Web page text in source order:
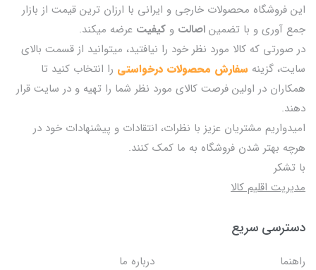
این فروشگاه محصولات خارجی و ایرانی با ارزان ترین قیمت از بازار
جمع آوری و با تضمین اصالت و کیفیت عرضه میکند.
در صورتی که کالا مورد نظر خود را نیافتید، میتوانید از قسمت بالای
سایت، گزینه سفارش محصولات درخواستی را انتخاب کنید تا
همکاران در اولین فرصت کالای مورد نظر شما را تهیه و در سایت قرار
دهند.
امیدواریم مشتریان عزیز با نظرات، انتقادات و پیشنهادات خود در
هرچه بهتر شدن فروشگاه به ما کمک کنند.
با تشکر
مدیریت اقلیم کالا
دسترسی سریع
راهنما
درباره ما